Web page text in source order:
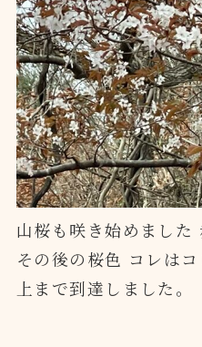
山桜も咲き始めました
その後の桜色 コレは
上まで到達しました。